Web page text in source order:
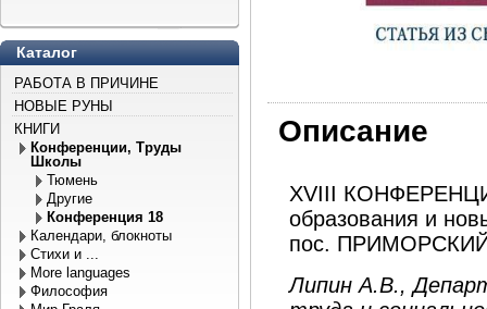
Каталог
РАБОТА В ПРИЧИНЕ
НОВЫЕ РУНЫ
КНИГИ
Конференции, Труды
Школы
Тюмень
Другие
Конференция 18
Календари, блокноты
Стихи и ...
More languages
Философия
Описание
XVIII
образования и
пос. ПРИМОРСКИЙ,
Липин А.В.,